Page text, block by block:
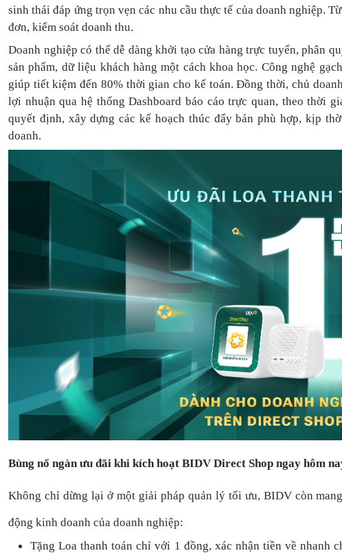
sinh thái đáp ứng trọn vẹn các nhu cầu thực tế của doanh nghiệp.
đơn, kiểm soát doanh thu.
Doanh nghiệp có thể dễ dàng khởi tạo cửa hàng trực tuyến, phân
sản phẩm, dữ liệu khách hàng một cách khoa học. Công nghệ
giúp tiết kiệm đến 80% thời gian cho kế toán. Đồng thời, chủ
lợi nhuận qua hệ thống Dashboard báo cáo trực quan, theo thời
quyết định, xây dựng các kế hoạch thúc đẩy bán phù hợp, kịp
doanh.
Bùng nổ ngàn ưu đãi khi kích hoạt BIDV Direct Shop ngay hôm
Không chỉ dừng lại ở một giải pháp quản lý tối ưu, BIDV còn
động kinh doanh của doanh nghiệp:
Tặng Loa thanh toánchỉ với 1 đồng,xác nhận tiền về nhanh